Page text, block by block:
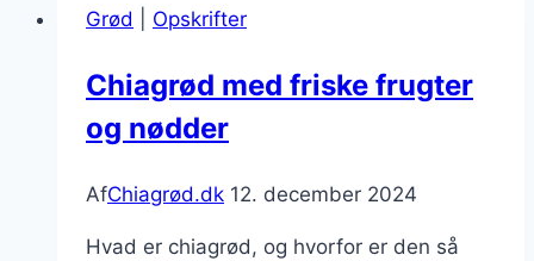
tilfredsstiller
cravings
Grød Opskrifter
Chiagrød med friske frugter
og nødder
AfChiagrød.dk 12. december 2024
Hvad er chiagrød, og hvorfor er den så